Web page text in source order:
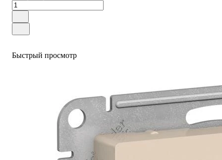
Быстрый просмотр